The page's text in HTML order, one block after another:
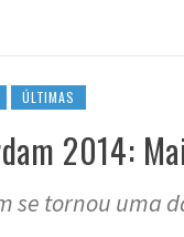
ÚLTIMAS
2014:
se tornou uma